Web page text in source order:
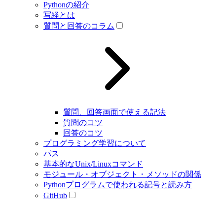
Pythonの紹介
写経とは
質問と回答のコラム
質問、回答画面で使える記法
質問のコツ
回答のコツ
プログラミング学習について
パス
基本的なUnix/Linuxコマンド
モジュール・オブジェクト・メソッドの関係
Pythonプログラムで使われる記号と読み方
GitHub